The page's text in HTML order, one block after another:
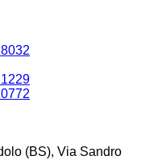
(BS), Via Sandro